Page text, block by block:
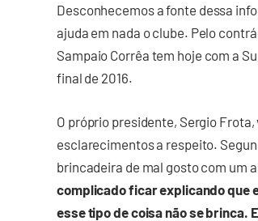
Desconhecemos a fonte dessa
ajuda em nada o clube. Pelo
Sampaio Corrêa tem hoje com a
final de 2016.
O próprio presidente, Sergio
esclarecimentos a respeito.
brincadeira de mal gosto com um
complicado ficar explicando que
esse tipo de coisa não se brinca.